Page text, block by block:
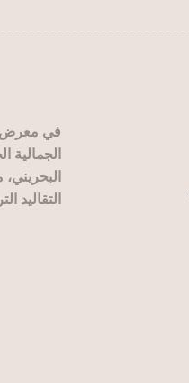
في معرض
الجمالية
التقاليد